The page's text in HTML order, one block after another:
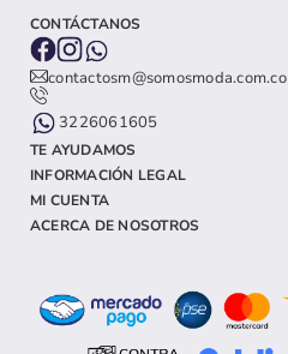
CONTÁCTANOS
contactosm@somosmoda.com.co
3226061605
TE AYUDAMOS
INFORMACIÓN LEGAL
MI CUENTA
ACERCA DE NOSOTROS